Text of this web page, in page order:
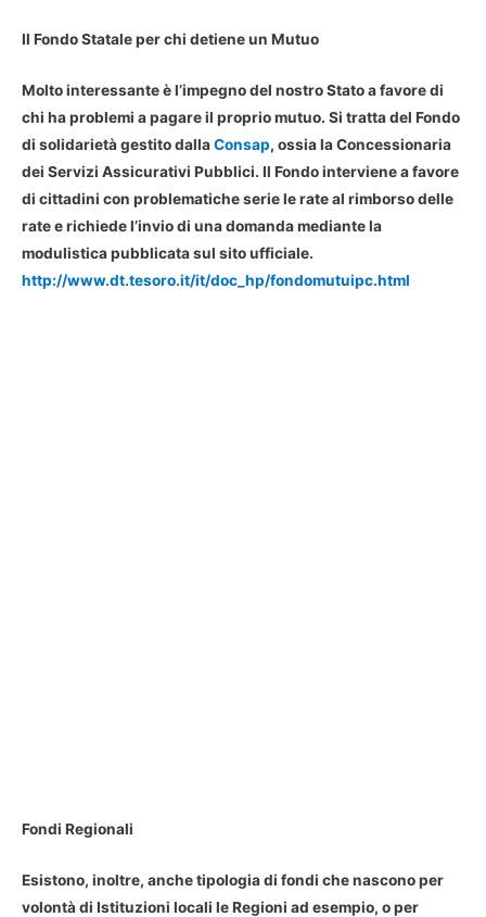
Il Fondo Statale per chi detiene un Mutuo
Molto interessante è l’impegno del nostro Stato a favore di
chi ha problemi a pagare il proprio mutuo. Si tratta del Fondo
di solidarietà gestito dallaConsap, ossia la Concessionaria
dei Servizi Assicurativi Pubblici. Il Fondo interviene a favore
di cittadini con problematiche serie le rate al rimborso delle
rate e richiede l’invio di una domanda mediante la
modulistica pubblicata sul sito ufficiale.
http://www.dt.tesoro.it/it/doc_hp/fondomutuipc.html
Fondi Regionali
Esistono, inoltre, anche tipologia di fondi che nascono per
volontà di Istituzioni locali le Regioni ad esempio, o per